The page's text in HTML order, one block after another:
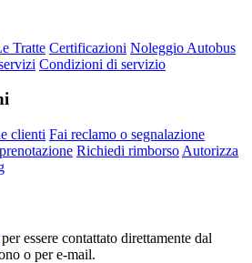
Tratte Certificazioni Noleggio Autobus
Condizioni di servizio
clienti Fai reclamo o segnalazione
Richiedi rimborso Autorizza
per essere contattato direttamente dal
o per e-mail.